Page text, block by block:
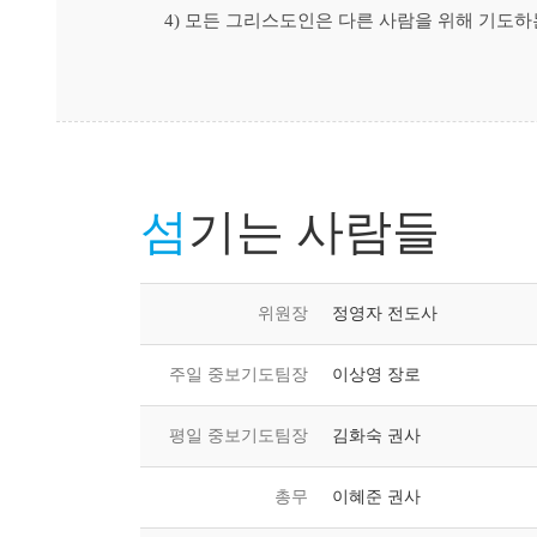
4) 모든 그리스도인은 다른 사람을 위해 기도
섬 기는 사람들
위원장 정영자 전도사
주일 중보기도팀장 이상영 장로
평일 중보기도팀장 김화숙 권사
총무 이혜준 권사